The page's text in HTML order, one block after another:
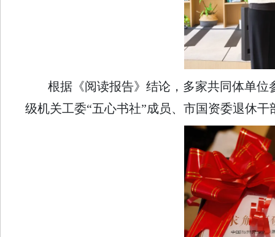
根据《阅读报告》结论，多家共同体单
级机关工委“五心书社”成员、市国资委退休